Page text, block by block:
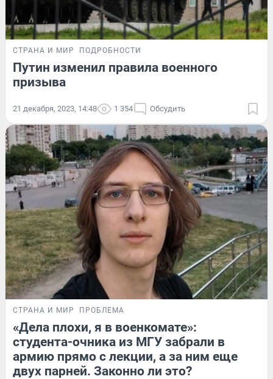
СТРАНА И МИР ПОДРОБНОСТИ
Путин изменил правила военного
призыва
21 декабря, 2023, 14:48 1 354 Обсудить
СТРАНА И МИР ПРОБЛЕМА
«Дела плохи, я в военкомате»:
студента-очника из МГУ забрали в
армию прямо с лекции, а за ним еще
двух парней. Законно ли это?